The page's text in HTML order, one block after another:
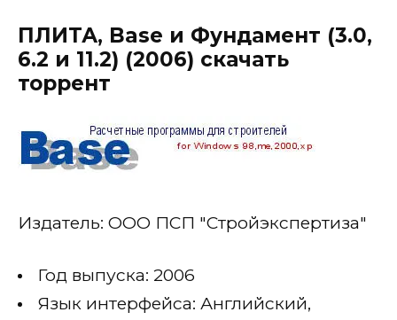
ПЛИТА, Base и Фундамент (3.0,
6.2 и 11.2) (2006) скачать
торрент
Издатель: ООО ПСП "Стройэкспертиза"
Год выпуска: 2006
Язык интерфейса: Английский,